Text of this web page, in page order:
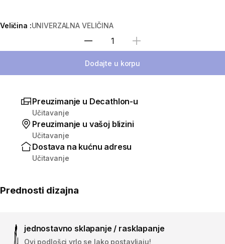
Veličina :UNIVERZALNA VELIČINA
Izaberi količinu
Dodajte u korpu
Preuzimanje u Decathlon-u
Učitavanje
Preuzimanje u vašoj blizini
Učitavanje
Dostava na kućnu adresu
Učitavanje
Prednosti dizajna
jednostavno sklapanje / rasklapanje
Ovi podlošci vrlo se lako postavljaju!